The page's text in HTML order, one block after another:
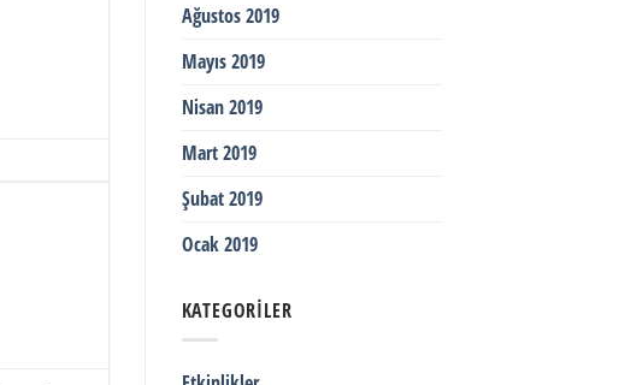
Ağustos 2019
Mayıs 2019
Nisan 2019
Mart 2019
Şubat 2019
Ocak 2019
KATEGORILER